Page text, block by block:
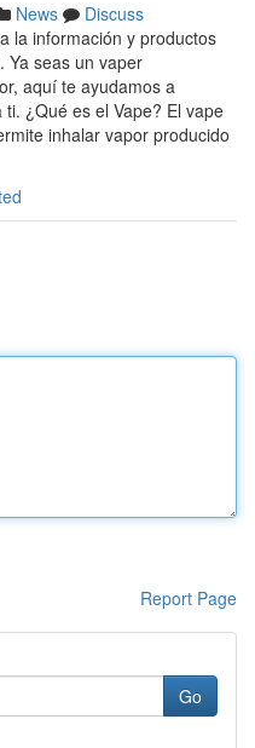
News
Discuss
la información y productos
Ya seas un vaper
aquí te ayudamos a
¿Qué es el Vape? El vape
inhalar vapor producido
Report Page
Go